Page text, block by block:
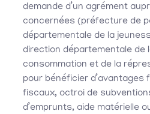
demande d’un agrément
concernées (préfecture de
départementale de la
direction départementale de
consommation et de la
pour bénéficier
fiscaux, octroi de
d’emprunts, aide matérielle